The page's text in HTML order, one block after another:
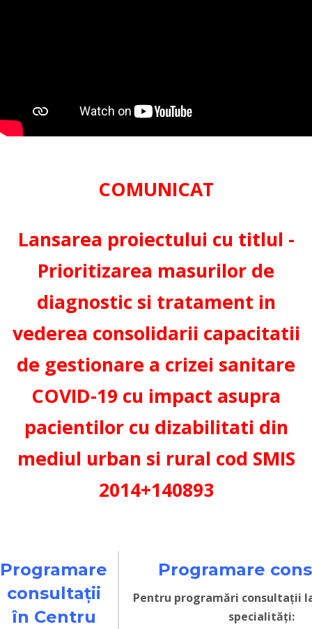
COMUNICAT
Lansarea proiectului cu titlul -
Prioritizarea masurilor de
diagnostic si tratament in
vederea consolidarii capacitatii
de gestionare a crizei sanitare
COVID-19 cu impact asupra
pacientilor cu dizabilitati din
mediul urban si rural cod SMIS
2014+140893
Programare
consultații
în Centru
Programare
Pentru programări consultații
specialități: